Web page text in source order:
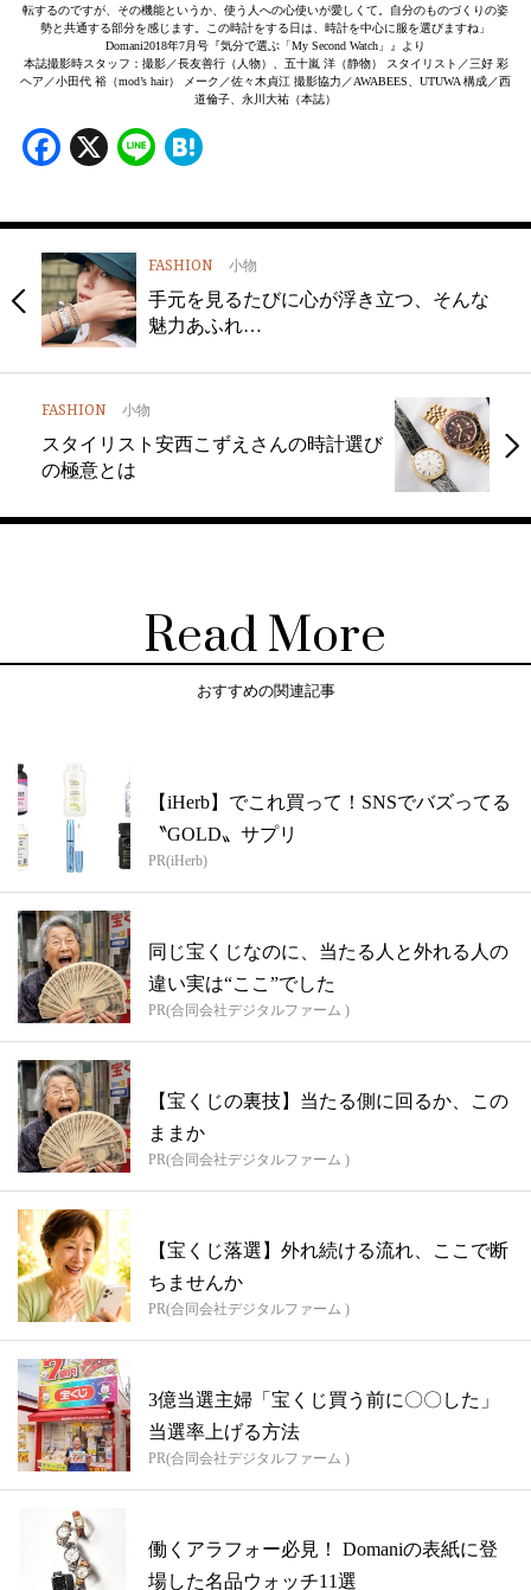
転するのですが、その機能というか、使う人への心使いが愛しくて。自分のものづくりの姿
勢と共通する部分を感じます。この時計をする日は、時計を中心に服を選びますね」
Domani2018年7月号『気分で選ぶ「My Second Watch」』より
本誌撮影時スタッフ：撮影／長友善行（人物）、五十嵐 洋（静物） スタイリスト／三好 彩
ヘア／小田代 裕（mod’s hair） メーク／佐々木貞江 撮影協力／AWABEES、UTUWA 構成／西
道倫子、永川大祐（本誌）
Facebook
X Line
FASHION 小物
手元を見るたびに心が浮き立つ、そんな
魅力あふれ…
FASHION 小物
スタイリスト安西こずえさんの時計選び
の極意とは
Read More
おすすめの関連記事
【iHerb】でこれ買って！SNSでバズってる
〝GOLD〟サプリ
PR(iHerb)
同じ宝くじなのに、当たる人と外れる人の
違い実は“ここ”でした
PR(合同会社デジタルファーム )
【宝くじの裏技】当たる側に回るか、この
ままか
PR(合同会社デジタルファーム )
【宝くじ落選】外れ続ける流れ、ここで断
ちませんか
PR(合同会社デジタルファーム )
3億当選主婦「宝くじ買う前に〇〇した」
当選率上げる方法
PR(合同会社デジタルファーム )
働くアラフォー必見！ Domaniの表紙に登
場した名品ウォッチ11選